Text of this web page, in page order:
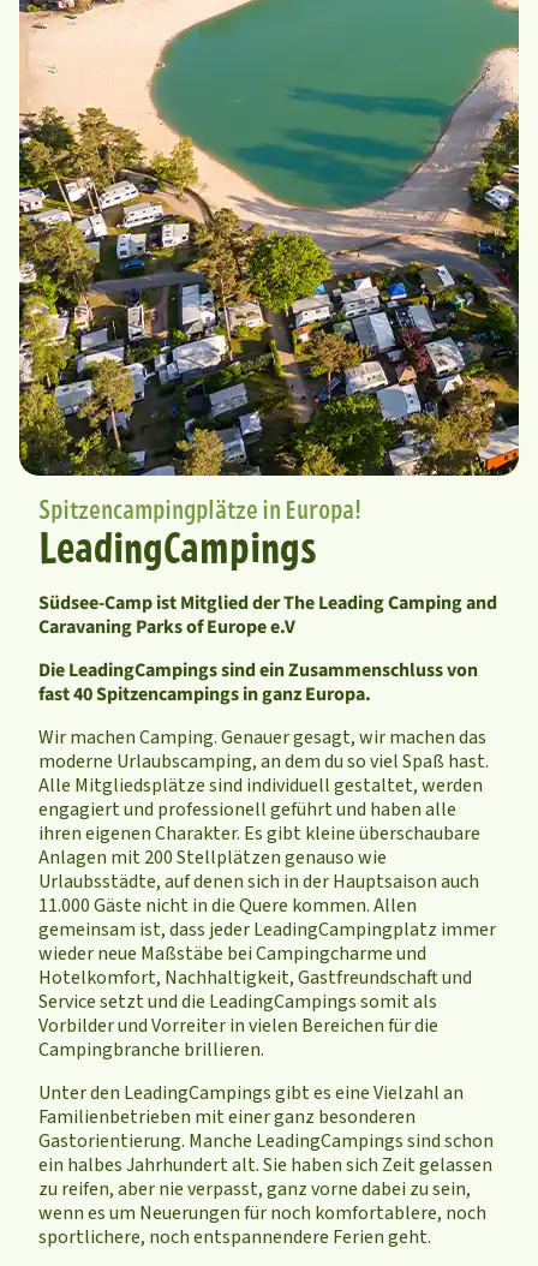
Spitzencampingplätze in Europa!
LeadingCampings
Südsee-Camp ist Mitglied der The Leading Camping and
Caravaning Parks of Europe e.V
Die LeadingCampings sind ein Zusammenschluss von
fast 40 Spitzencampings in ganz Europa.
Wir machen Camping. Genauer gesagt, wir machen das
moderne Urlaubscamping, an dem du so viel Spaß hast.
Alle Mitgliedsplätze sind individuell gestaltet, werden
engagiert und professionell geführt und haben alle
ihren eigenen Charakter. Es gibt kleine überschaubare
Anlagen mit 200 Stellplätzen genauso wie
Urlaubsstädte, auf denen sich in der Hauptsaison auch
11.000 Gäste nicht in die Quere kommen. Allen
gemeinsam ist, dass jeder LeadingCampingplatz immer
wieder neue Maßstäbe bei Campingcharme und
Hotelkomfort, Nachhaltigkeit, Gastfreundschaft und
Service setzt und die LeadingCampings somit als
Vorbilder und Vorreiter in vielen Bereichen für die
Campingbranche brillieren.
Unter den LeadingCampings gibt es eine Vielzahl an
Familienbetrieben mit einer ganz besonderen
Gastorientierung. Manche LeadingCampings sind schon
ein halbes Jahrhundert alt. Sie haben sich Zeit gelassen
zu reifen, aber nie verpasst, ganz vorne dabei zu sein,
wenn es um Neuerungen für noch komfortablere, noch
sportlichere, noch entspannendere Ferien geht.